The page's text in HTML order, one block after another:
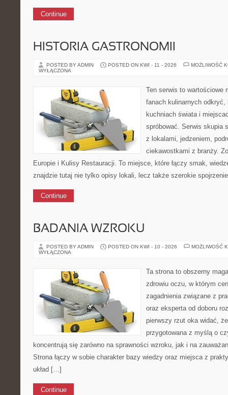
Continue
HISTORIA GASTRONOMII
POSTED BY ADMIN POSTED ON KWI - 11 - 2026
MOŻLIWOŚĆ
WYŁĄCZONA
Ten serwis to wartościowe
fanach kulinarnych
kuchniach świata i
spróbować. Serwis skupia
z lokalami, jedzeniem,
ciekawostkami z branży.
Europie i Kulisy Restauracji. To miejsce, które łączy smak,
znajdzie tutaj nie tylko opisy lokali, lecz także szerokie
Continue
BADANIA WZROKU
POSTED BY ADMIN POSTED ON KWI - 10 - 2026
MOŻLIWOŚĆ
WYŁĄCZONA
Ta strona to obszerny
zdrowiu oczu, w którym
zagadnienia związane z
oraz eksperta od doboru
pierwszy rzut oka widać,
przygotowana z myślą o
koncentrują się zarówno na sprawności wzroku, jak i na
Strona łączy w sobie charakter bazy wiedzy oraz miejsca z
układ […]
Continue